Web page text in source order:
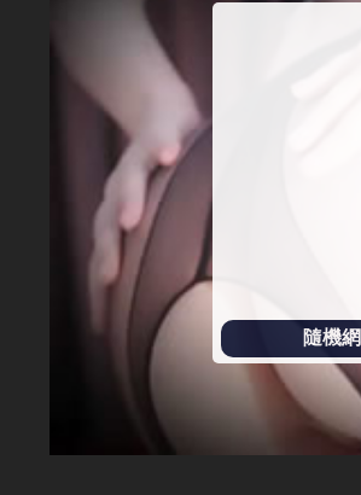
隨機
始
放